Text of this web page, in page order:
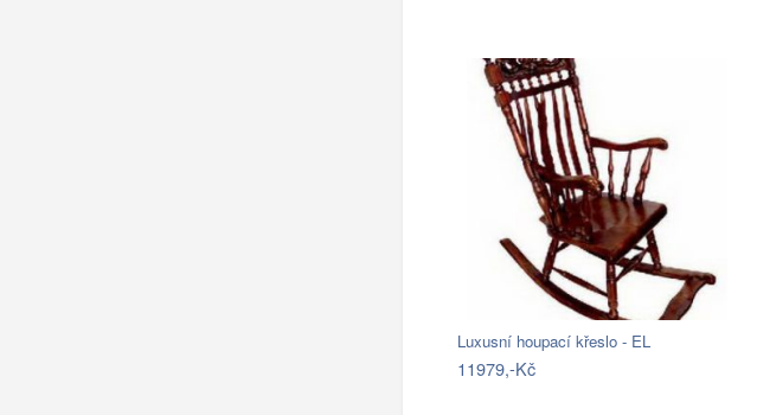
Luxusní houpací křeslo - EL
11979,-Kč